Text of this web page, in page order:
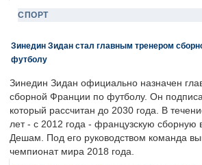
СПОРТ
Зинедин Зидан стал главным тренером
футболу
Зинедин Зидан официально назначен
сборной Франции по футболу. Он
который рассчитан до 2030 года. В
лет - с 2012 года - французскую сборную
Дешам. Под его руководством команда
чемпионат мира 2018 года.